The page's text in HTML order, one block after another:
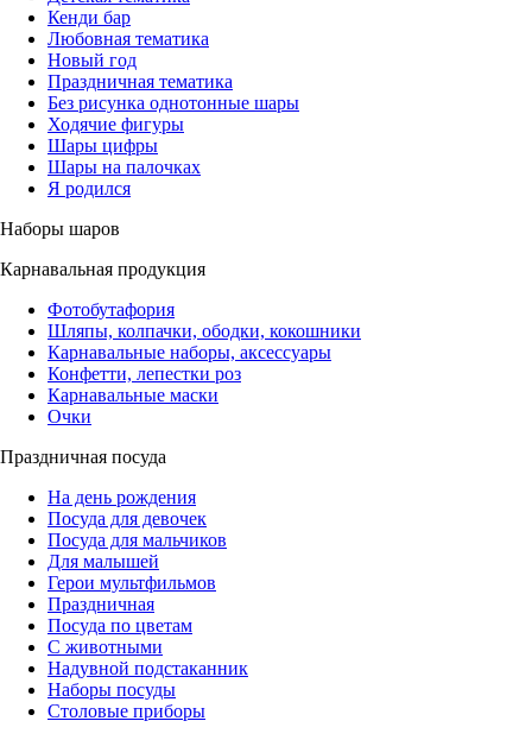
Кенди бар
Любовная тематика
Новый год
Праздничная тематика
Без рисунка однотонные шары
Ходячие фигуры
Шары цифры
Шары на палочках
Я родился
Наборы шаров
Карнавальная продукция
Фотобутафория
Шляпы, колпачки, ободки, кокошники
Карнавальные наборы, аксессуары
Конфетти, лепестки роз
Карнавальные маски
Очки
Праздничная посуда
На день рождения
Посуда для девочек
Посуда для мальчиков
Для малышей
Герои мультфильмов
Праздничная
Посуда по цветам
С животными
Надувной подстаканник
Наборы посуды
Столовые приборы